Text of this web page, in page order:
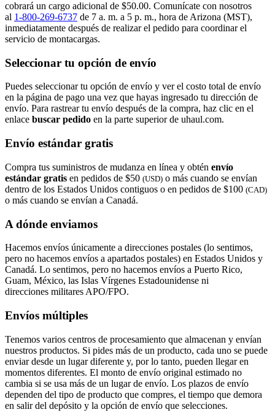
cobrará un cargo adicional de $50.00. Comunícate con nosotros
al 1-800-269-6737 de 7 a. m. a 5 p. m., hora de Arizona (MST),
inmediatamente después de realizar el pedido para coordinar el
servicio de montacargas.
Seleccionar tu opción de envío
Puedes seleccionar tu opción de envío y ver el costo total de envío
en la página de pago una vez que hayas ingresado tu dirección de
envío. Para rastrear tu envío después de la compra, haz clic en el
enlace buscar pedido​​​​​​​ en la parte superior de uhaul.com.
Envío estándar gratis
Compra tus suministros de mudanza en línea y obtén envío
estándar gratis en pedidos de $50 (USD) o más cuando se envían
dentro de los Estados Unidos contiguos o en pedidos de $100 (CAD)
o más cuando se envían a Canadá.
A dónde enviamos
Hacemos envíos únicamente a direcciones postales (lo sentimos,
pero no hacemos envíos a apartados postales) en Estados Unidos y
Canadá. Lo sentimos, pero no hacemos envíos a Puerto Rico,
Guam, México, las Islas Vírgenes Estadounidense ni
direcciones militares APO/FPO.
Envíos múltiples
Tenemos varios centros de procesamiento que almacenan y envían
nuestros productos. Si pides más de un producto, cada uno se puede
enviar desde un lugar diferente y, por lo tanto, pueden llegar en
momentos diferentes. El monto de envío original estimado no
cambia si se usa más de un lugar de envío. Los plazos de envío
dependen del tipo de producto que compres, el tiempo que demora
en salir del depósito y la opción de envío que selecciones.